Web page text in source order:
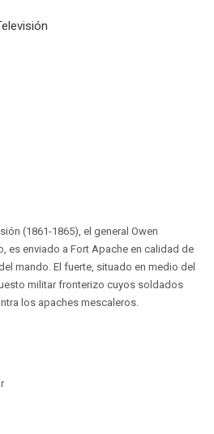
(1861-1865), el general Owen
es enviado a Fort Apache en calidad de
mando. El fuerte, situado en medio del
militar fronterizo cuyos soldados
los apaches mescaleros.